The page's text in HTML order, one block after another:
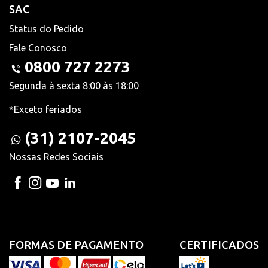
SAC
Status do Pedido
Fale Conosco
0800 727 2273
Segunda à sexta 8:00 às 18:00
*Exceto feriados
(31) 2107-2045
Nossas Redes Sociais
FORMAS DE PAGAMENTO CERTIFICADOS